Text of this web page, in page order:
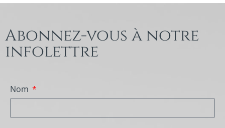
Abonnez-vous à notre
infolettre
Nom